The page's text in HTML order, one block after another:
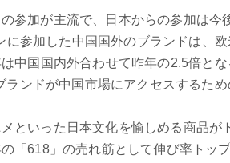
参加が主流で、日本からの参加は
参加した中国国外のブランドは、
中国国内外合わせて昨年の2.5倍と
ンドが中国市場にアクセスするた
といった日本文化を愉しめる商品
「618」の売れ筋として伸び率トッ